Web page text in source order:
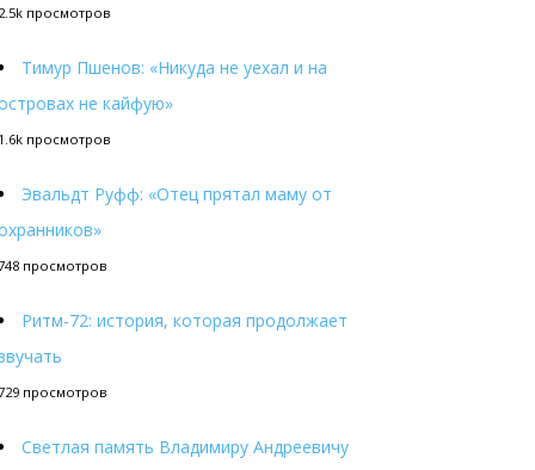
просмотров
Тимур Пшенов: «Никуда не уехал и на
не кайфую»
просмотров
Эвальдт Руфф: «Отец прятал маму от
просмотров
Ритм-72: история, которая продолжает
просмотров
Светлая память Владимиру Андреевичу